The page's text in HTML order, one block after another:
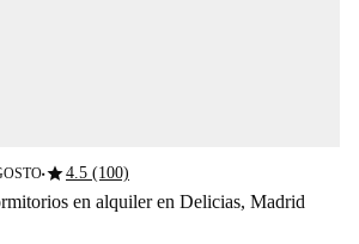
■star4.5 (100)
en alquiler en Delicias, Madrid